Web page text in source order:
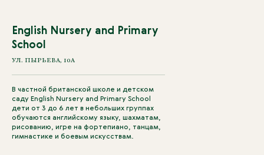
English Nursery and Primary
School
УЛ. ПЫРЬЕВА, 10А
В частной британской школе и детском
саду English Nursery and Primary School
дети от 3 до 6 лет в небольших группах
обучаются английскому языку, шахматам,
рисованию, игре на фортепиано, танцам,
гимнастике и боевым искусствам.